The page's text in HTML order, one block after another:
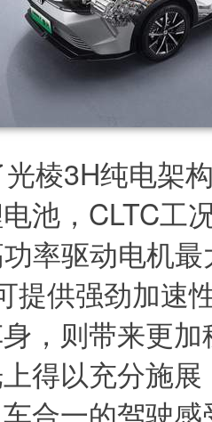
棱3H纯电架
池，CLTC工
率驱动电机
提供强劲加速
，则带来更
得以充分施
合一的驾驶